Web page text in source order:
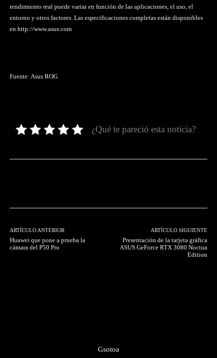
rendimiento real puede variar en función de las aplicaciones, el uso, el
entorno y otros factores. Las especificaciones completas están disponibles
en http://www.asus.com
Fuente: Asus ROG
¿Qué te pareció esta noticia?
ARTÍCULO ANTERIOR
Huawei que pone a prueba la
cámara del P50 Pro
ARTÍCULO SIGUIENTE
Presentación de la tarjeta gráfica
ASUS GeForce RTX 3080 Noctua
Edition
Gsotoa